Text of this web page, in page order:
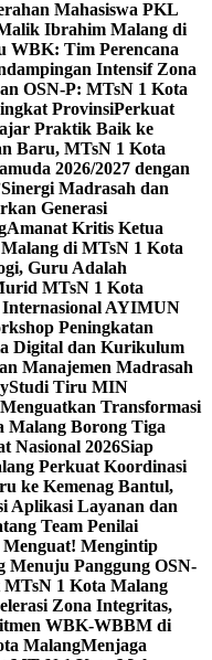
Mahasiswa PKL
Ibrahim Malang di
WBK: Tim Perencana
Intensif Zona
OSN-P: MTsN 1 Kota
ProvinsiPerkuat
Praktik Baik ke
Baru, MTsN 1 Kota
2026/2027 dengan
Sinergi Madrasah dan
Generasi
Amanat Kritis Ketua
di MTsN 1 Kota
Guru Adalah
MTsN 1 Kota
Internasional AYIMUN
Peningkatan
Digital dan Kurikulum
Manajemen Madrasah
Studi Tiru MIN
Transformasi
Malang Borong Tiga
Nasional 2026Siap
Perkuat Koordinasi
ke Kemenag Bantul,
Aplikasi Layanan dan
Team Penilai
Mengintip
Menuju Panggung OSN-
1 Kota Malang
Zona Integritas,
WBK-WBBM di
MalangMenjaga